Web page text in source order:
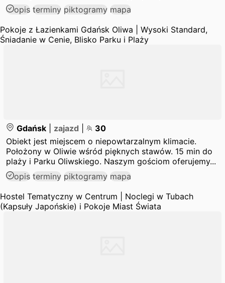
opis terminy piktogramy mapa
Pokoje z Łazienkami Gdańsk Oliwa | Wysoki Standard,
Śniadanie w Cenie, Blisko Parku i Plaży
Gdańsk zajazd
30
Obiekt jest miejscem o niepowtarzalnym klimacie.
Położony w Oliwie wśród pięknych stawów. 15 min do
plaży i Parku Oliwskiego. Naszym gościom oferujemy...
opis terminy piktogramy mapa
Hostel Tematyczny w Centrum | Noclegi w Tubach
(Kapsuły Japońskie) i Pokoje Miast Świata